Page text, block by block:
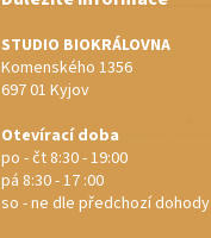
STUDIO BIOKRÁLOVNA
Komenského 1356
697 01 Kyjov
Otevírací doba
po - čt 8:30 - 19:00
pá 8:30 - 17 :00
so - ne dle předchozí dohody